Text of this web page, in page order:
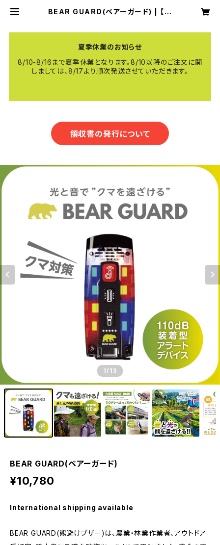
BEAR GUARD(ベアーガード) | 【公
夏季休業のお知らせ
8/10-8/16まで夏季休業となります。8/10以降のご注文に関
しましては、8/17より順次発送させていただきます。
領収書の発行について
1 /13
BEAR GUARD(ベアーガード)
¥10,780
International shipping available
BEAR GUARD(熊避けブザー)は、農業・林業作業者、アウトドア